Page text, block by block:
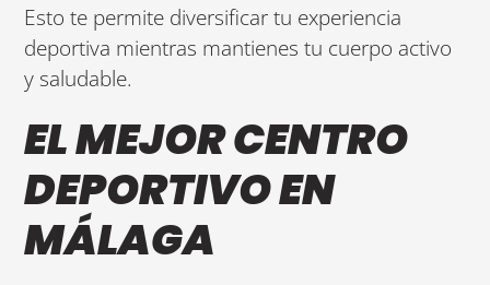
Esto te permite diversificar tu experiencia
deportiva mientras mantienes tu cuerpo activo
y saludable.
EL MEJOR CENTRO
DEPORTIVO EN
MÁLAGA